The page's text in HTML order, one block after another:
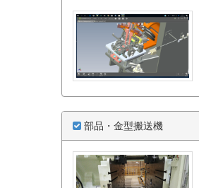
部品・金型搬送機